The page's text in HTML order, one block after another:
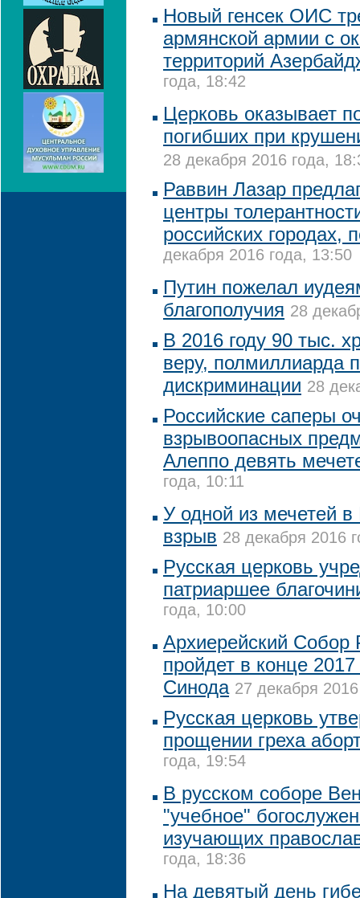
Новый генсек ОИС
армянской армии с
территорий
года, 18:42
Церковь оказывает
погибших при
28 декабря 2016 года,
Раввин Лазар
центры
российских
декабря 2016 года, 13:50
Путин пожелал
благополучия 28
В 2016 году 90 тыс.
веру, полмиллиарда
дискриминации 28
Российские саперы
взрывоопасных
Алеппо девять
года, 10:11
У одной из мечетей
взрыв 28 декабря 2016
Русская церковь
патриаршее
года, 10:00
Архиерейский Собор
пройдет в конце
Синода 27 декабря
Русская церковь
прощении греха
года, 19:54
В русском соборе
"учебное"
изучающих
года, 18:36
На девятый день